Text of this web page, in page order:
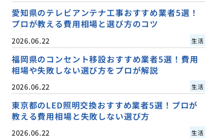
愛知県のテレビアンテナ工事おすすめ業者5選！
プロが教える費用相場と選び方のコツ
2026.06.22 生活
福岡県のコンセント移設おすすめ業者5選！費用
相場や失敗しない選び方をプロが解説
2026.06.22 生活
東京都のLED照明交換おすすめ業者5選！プロが
教える費用相場と失敗しない選び方
2026.06.22 生活